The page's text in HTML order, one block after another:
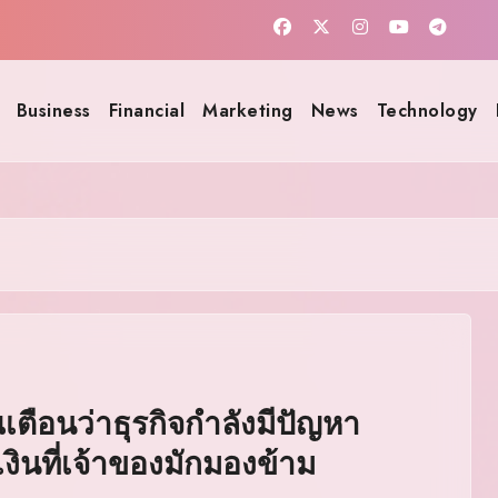
Business Financial Marketing News Technology
อนว่าธุรกิจกำลังมีปัญหา
งินที่เจ้าของมักมองข้าม